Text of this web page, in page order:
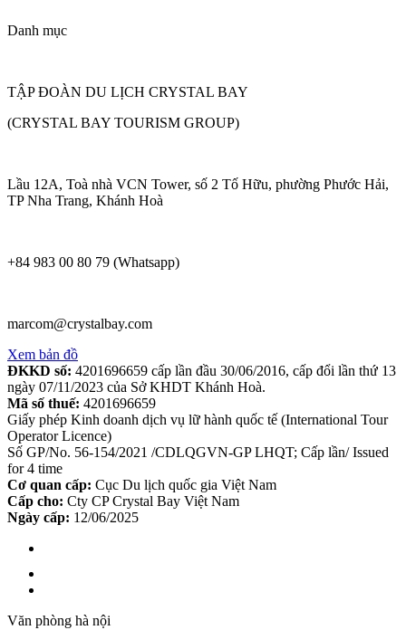
Danh mục
TẬP ĐOÀN DU LỊCH CRYSTAL BAY
(CRYSTAL BAY TOURISM GROUP)
Lầu 12A, Toà nhà VCN Tower, số 2 Tố Hữu, phường Phước Hải,
TP Nha Trang, Khánh Hoà
+84 983 00 80 79 (Whatsapp)
marcom@crystalbay.com
Xem bản đồ
ĐKKD số: 4201696659 cấp lần đầu 30/06/2016, cấp đổi lần thứ 13
ngày 07/11/2023 của Sở KHDT Khánh Hoà.
Mã số thuế: 4201696659
Giấy phép Kinh doanh dịch vụ lữ hành quốc tế (International Tour
Operator Licence)
Số GP/No. 56-154/2021 /CDLQGVN-GP LHQT; Cấp lần/ Issued
for 4 time
Cơ quan cấp: Cục Du lịch quốc gia Việt Nam
Cấp cho: Cty CP Crystal Bay Việt Nam
Ngày cấp: 12/06/2025
Văn phòng hà nội